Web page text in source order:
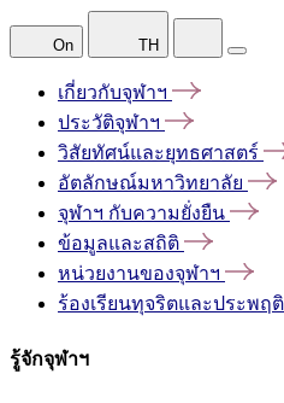
On TH
เกี่ยวกับจุฬาฯ
ประวัติจุฬาฯ
วิสัยทัศน์และยุทธศาสตร์
อัตลักษณ์มหาวิทยาลัย
จุฬาฯ กับความยั่งยืน
ข้อมูลและสถิติ
หน่วยงานของจุฬาฯ
ร้องเรียนทุจริตและประพฤ
รู้จักจุฬาฯ